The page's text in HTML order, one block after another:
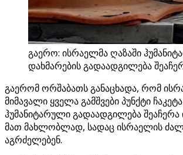
გაერო: ისრაელმა ღაზაში
დახმარების გადაადგილება
გაერომ ორშაბათს განაცხადა, რომ
მიმავალი ყველა გამშვები პუნქტი
ჰუმანიტარული გადაადგილება შეაჩერა
მათ მახლობლად, სადაც ისრაელის
აგრძელებენ.